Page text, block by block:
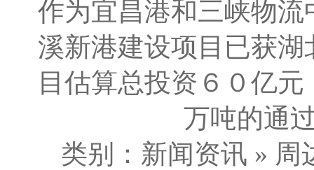
作为宜昌港和三峡物
溪新港建设项目已获
目估算总投资６０亿
万吨的通
类别：新闻资讯 »